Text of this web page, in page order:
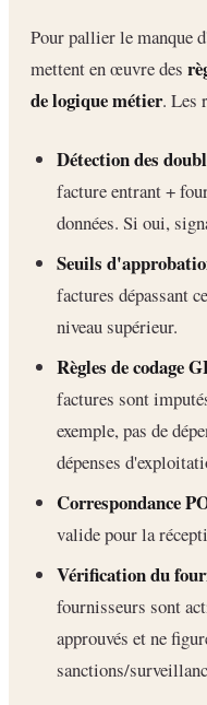
Pour pallier le manque
mettent en œuvre des
de logique métier. Les
Détection des
facture entrant +
données. Si oui,
Seuils
factures dépassant
niveau supérieur.
Règles de codage
factures sont
exemple, pas de
dépenses
Correspondance
valide pour la
Vérification du
fournisseurs sont
approuvés et ne
sanctions/